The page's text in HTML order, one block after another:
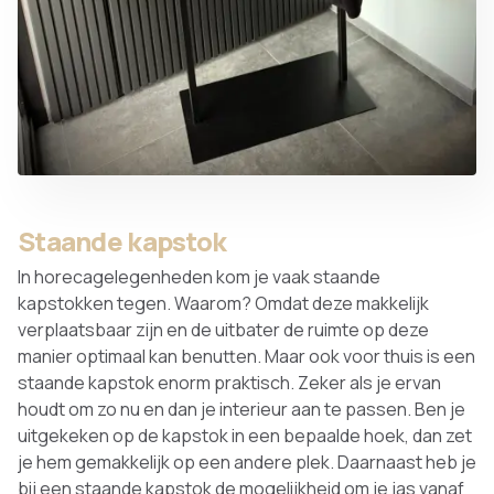
Staande kapstok
In horecagelegenheden kom je vaak staande
kapstokken tegen. Waarom? Omdat deze makkelijk
verplaatsbaar zijn en de uitbater de ruimte op deze
manier optimaal kan benutten. Maar ook voor thuis is een
staande kapstok enorm praktisch. Zeker als je ervan
houdt om zo nu en dan je interieur aan te passen. Ben je
uitgekeken op de kapstok in een bepaalde hoek, dan zet
je hem gemakkelijk op een andere plek. Daarnaast heb je
bij een staande kapstok de mogelijkheid om je jas vanaf